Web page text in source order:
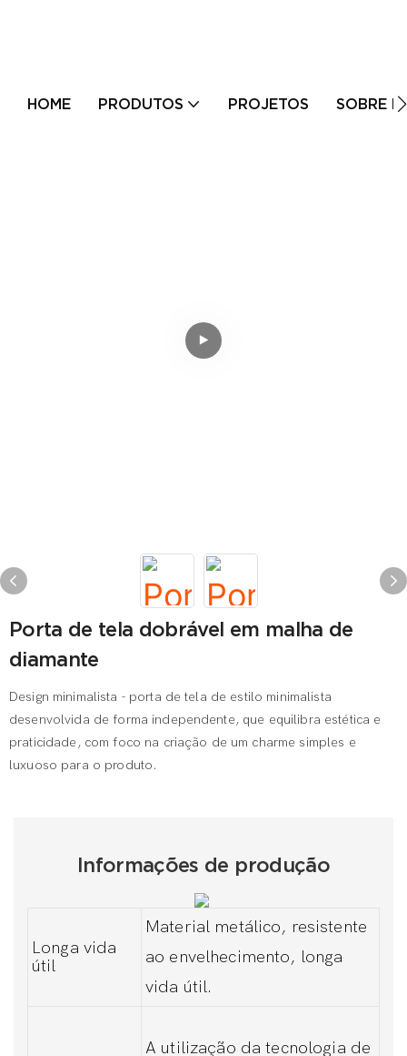
HOME PRODUTOS PROJETOS SOBRE
Porta de tela dobrável em malha de
diamante
Design minimalista - porta de tela de estilo minimalista
desenvolvida de forma independente, que equilibra estética e
praticidade, com foco na criação de um charme simples e
luxuoso para o produto.
Informações de produção
Longa vida
útil
Material metálico, resistente
ao envelhecimento, longa
vida útil.
A utilização da tecnologia de